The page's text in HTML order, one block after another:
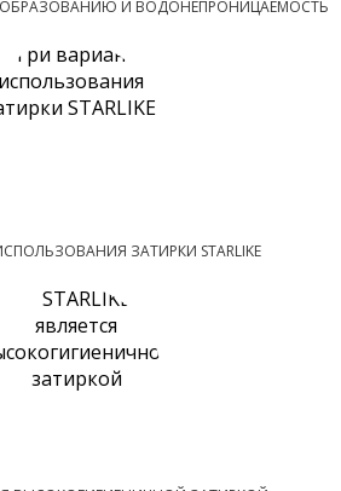
И ВОДОНЕПРОНИЦАЕМОСТЬ
ЗАТИРКИ STARLIKE